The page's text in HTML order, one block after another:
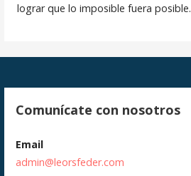
lograr que lo imposible fuera posible.
Comunícate con nosotros
Email
admin@leorsfeder.com